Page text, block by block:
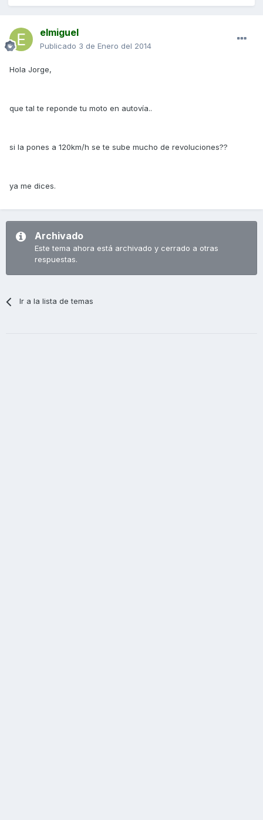
elmiguel
Publicado 3 de Enero del 2014
Hola Jorge,
que tal te reponde tu moto en autovía..
si la pones a 120km/h se te sube mucho de revoluciones??
ya me dices.
Archivado
Este tema ahora está archivado y cerrado a otras
respuestas.
Ir a la lista de temas